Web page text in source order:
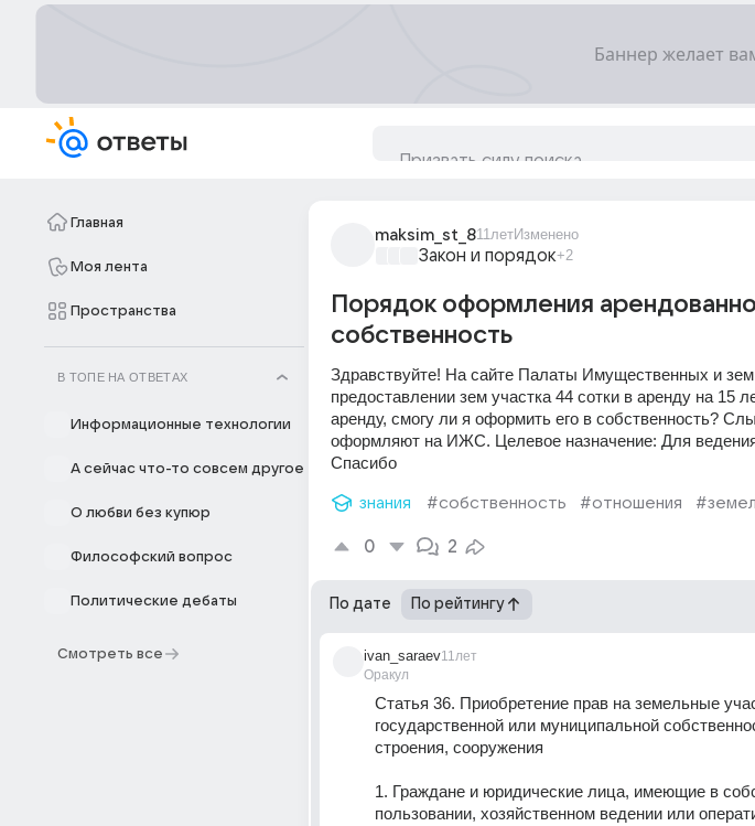
Главная
Моя лента
Пространства
В ТОПЕ НА ОТВЕТАХ
Информационные технологии
А сейчас что-то совсем другое
О любви без купюр
Философский вопрос
Политические дебаты
Смотреть все
maksim_st_811летИзменено
Закон и порядок+2
Порядок оформления
собственность
Здравствуйте! На сайте Палаты Имущественных и
предоставлении зем участка 44 сотки в аренду на 15
аренду, смогу ли я оформить его в собственность?
оформляют на ИЖС. Целевое назначение: Для
Спасибо
знания #собственность #отношения
0 2
По дате По рейтингу
ivan_saraev
Оракул
11лет
Статья 36. Приобретение прав на земельные
государственной или муниципальной
строения, сооружения
1. Граждане и юридические лица, имеющие в
пользовании, хозяйственном ведении или